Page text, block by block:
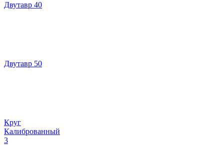
Двутавр 40
Двутавр 50
Круг
Калиброванный
3